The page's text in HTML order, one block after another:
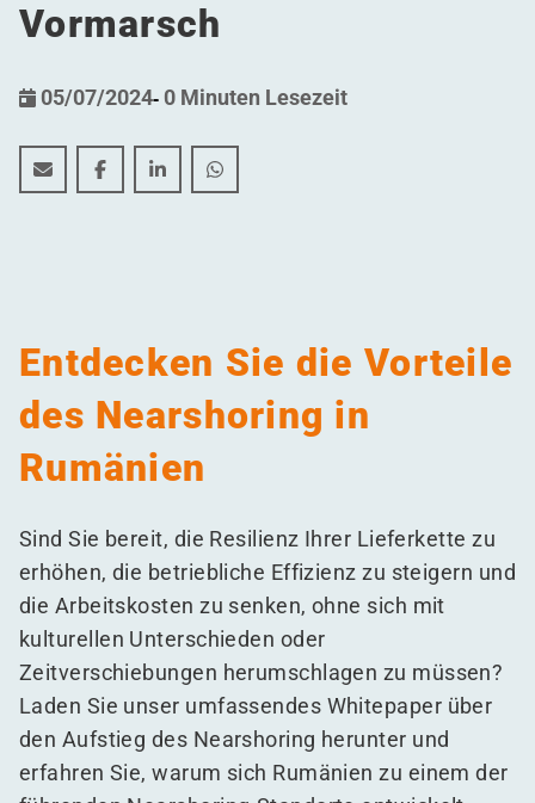
Vormarsch
05/07/2024- 0 Minuten Lesezeit
Entdecken Sie die Zukunft des Nearshoring:
Entdecken Sie die Zukunft des Nearshoring:
Entdecken Sie die Zukunft des
Entdecken Sie die Zukunft des
Entdecken Sie die Vorteile
des Nearshoring in
Rumänien
Sind Sie bereit, die Resilienz Ihrer Lieferkette zu
erhöhen, die betriebliche Effizienz zu steigern und
die Arbeitskosten zu senken, ohne sich mit
kulturellen Unterschieden oder
Zeitverschiebungen herumschlagen zu müssen?
Laden Sie unser umfassendes Whitepaper über
den Aufstieg des Nearshoring herunter und
erfahren Sie, warum sich Rumänien zu einem der